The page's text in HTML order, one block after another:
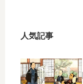
人気記事